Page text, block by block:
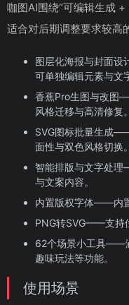
咖图AI围绕“可编辑生成 +
适合对后期调整要求较高
图层化海报与封面
可单独编辑元素与文
香蕉Pro生图与改图
风格迁移与高清修复。
SVG图标批量生成
面性与双色风格切换。
智能排版与文字处
与文案内容。
内置版权字体——内
PNG转SVG——支持
62个场景小工具——
趣味玩法等功能。
使用场景